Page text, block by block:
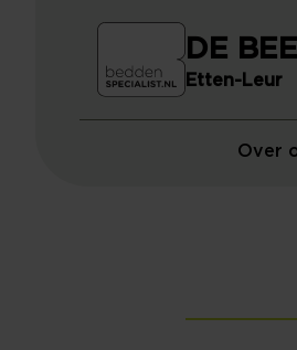
Over
DE
Etten-Leur